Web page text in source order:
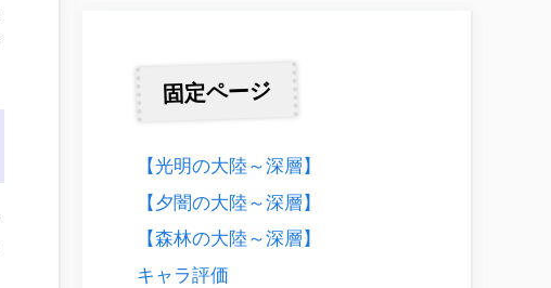
固定ページ
【光明の大陸～深層】
【夕闇の大陸～深層】
【森林の大陸～深層】
キャラ評価